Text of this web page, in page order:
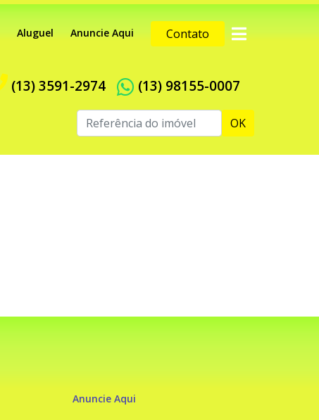
Aluguel Anuncie Aqui Contato
(13) 3591-2974 (13) 98155-0007
OK
Anuncie Aqui